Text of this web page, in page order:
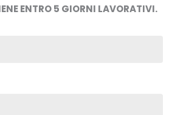
ENTRO 5 GIORNI LAVORATIVI.